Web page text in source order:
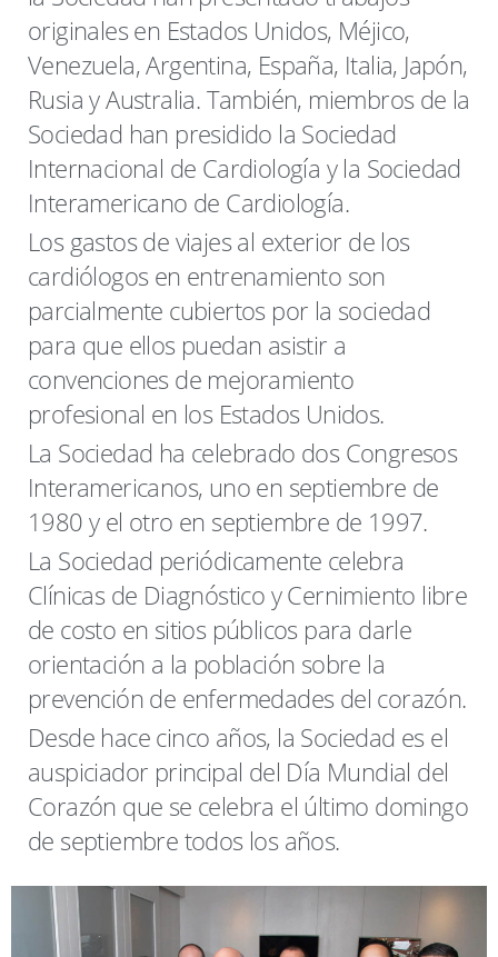
originales en Estados Unidos, Méjico,
Venezuela, Argentina, España, Italia, Japón,
Rusia y Australia. También, miembros de la
Sociedad han presidido la Sociedad
Internacional de Cardiología y la Sociedad
Interamericano de Cardiología.
Los gastos de viajes al exterior de los
cardiólogos en entrenamiento son
parcialmente cubiertos por la sociedad
para que ellos puedan asistir a
convenciones de mejoramiento
profesional en los Estados Unidos.
La Sociedad ha celebrado dos Congresos
Interamericanos, uno en septiembre de
1980 y el otro en septiembre de 1997.
La Sociedad periódicamente celebra
Clínicas de Diagnóstico y Cernimiento libre
de costo en sitios públicos para darle
orientación a la población sobre la
prevención de enfermedades del corazón.
Desde hace cinco años, la Sociedad es el
auspiciador principal del Día Mundial del
Corazón que se celebra el último domingo
de septiembre todos los años.